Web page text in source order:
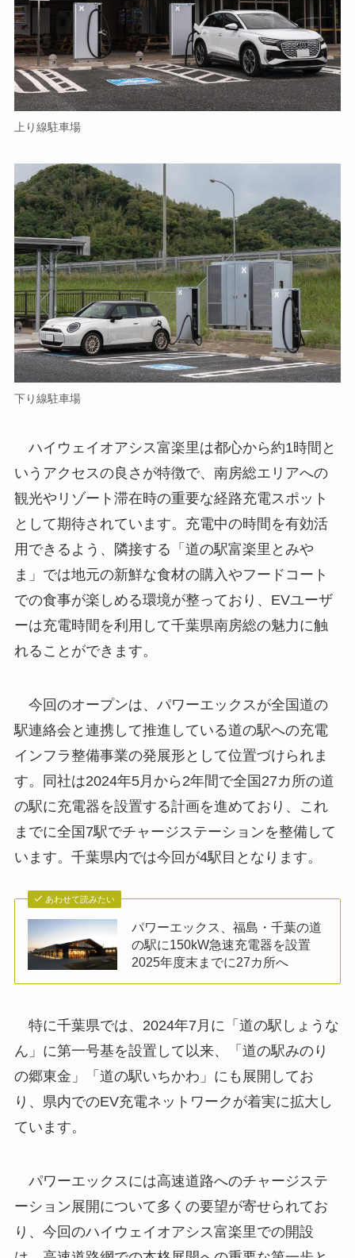
上り線駐車場
下り線駐車場
ハイウェイオアシス富楽里は都心から約1時間と
いうアクセスの良さが特徴で、南房総エリアへの
観光やリゾート滞在時の重要な経路充電スポット
として期待されています。充電中の時間を有効活
用できるよう、隣接する「道の駅富楽里とみや
ま」では地元の新鮮な食材の購入やフードコート
での食事が楽しめる環境が整っており、EVユーザ
ーは充電時間を利用して千葉県南房総の魅力に触
れることができます。
今回のオープンは、パワーエックスが全国道の
駅連絡会と連携して推進している道の駅への充電
インフラ整備事業の発展形として位置づけられま
す。同社は2024年5月から2年間で全国27カ所の道
の駅に充電器を設置する計画を進めており、これ
までに全国7駅でチャージステーションを整備して
います。千葉県内では今回が4駅目となります。
あわせて読みたい
パワーエックス、福島・千葉の道
の駅に150kW急速充電器を設置
2025年度末までに27カ所へ
特に千葉県では、2024年7月に「道の駅しょうな
ん」に第一号基を設置して以来、「道の駅みのり
の郷東金」「道の駅いちかわ」にも展開してお
り、県内でのEV充電ネットワークが着実に拡大し
ています。
パワーエックスには高速道路へのチャージステ
ーション展開について多くの要望が寄せられてお
り、今回のハイウェイオアシス富楽里での開設